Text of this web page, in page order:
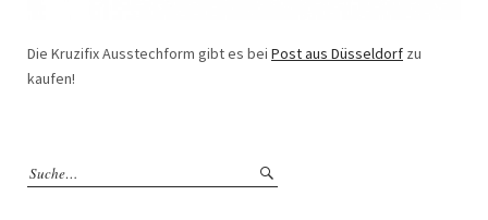
Die Kruzifix Ausstechform gibt es bei Post aus Düsseldorf zu
kaufen!